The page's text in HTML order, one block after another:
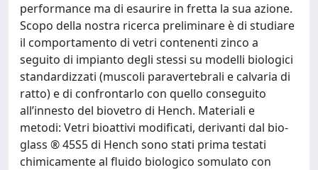
performance ma di esaurire in fretta la sua azione.
Scopo della nostra ricerca preliminare è di studiare
il comportamento di vetri contenenti zinco a
seguito di impianto degli stessi su modelli biologici
standardizzati (muscoli paravertebrali e calvaria di
ratto) e di confrontarlo con quello conseguito
all’innesto del biovetro di Hench. Materiali e
metodi: Vetri bioattivi modificati, derivanti dal bio-
glass ® 45S5 di Hench sono stati prima testati
chimicamente al fluido biologico somulato con